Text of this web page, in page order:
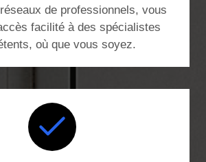
de professionnels, vous
facilité à des spécialistes
où que vous soyez.